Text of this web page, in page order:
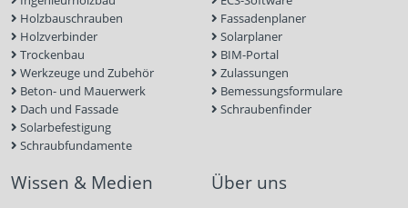
Holzbauschrauben
Holzverbinder
Trockenbau
Werkzeuge und Zubehör
Beton- und Mauerwerk
Dach und Fassade
Solarbefestigung
Schraubfundamente
Fassadenplaner
Solarplaner
BIM-Portal
Zulassungen
Bemessungsformulare
Schraubenfinder
Wissen & Medien Über uns